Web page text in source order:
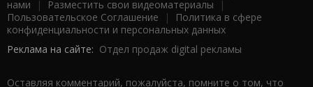
нами | Разместить свои видеоматериалы |
Пользовательское Соглашение |
Политика в сфере
конфиденциальности и персональных данных
Реклама на сайте: Отдел продаж digital рекламы
Оставляя комментарий, пожалуйста, помните о том, что